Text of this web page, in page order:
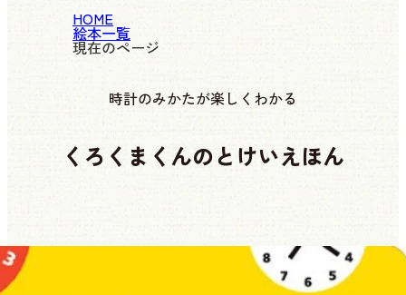
HOME
絵本一覧
現在のページ
時計のみかたが楽しくわかる
くろくまくんのとけいえほん